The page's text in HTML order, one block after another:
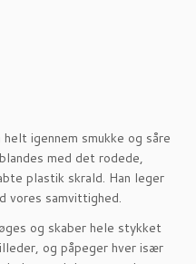
igennem smukke og såre
med det rodede,
plastik skrald. Han leger
vores samvittighed.
og skaber hele stykket
og påpeger hver især